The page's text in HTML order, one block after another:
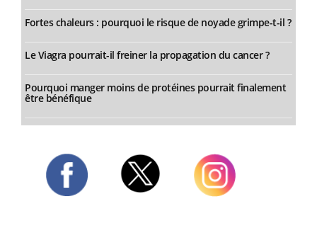
Fortes chaleurs : pourquoi le risque de noyade grimpe-t-il ?
Le Viagra pourrait-il freiner la propagation du cancer ?
Pourquoi manger moins de protéines pourrait finalement
être bénéfique